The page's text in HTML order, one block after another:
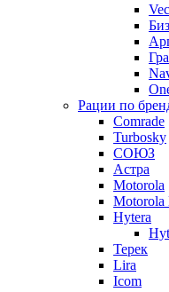
Рации по
Comrade
Turbosky
СОЮЗ
Астра
Motorola
Hytera
Терек
Lira
Icom